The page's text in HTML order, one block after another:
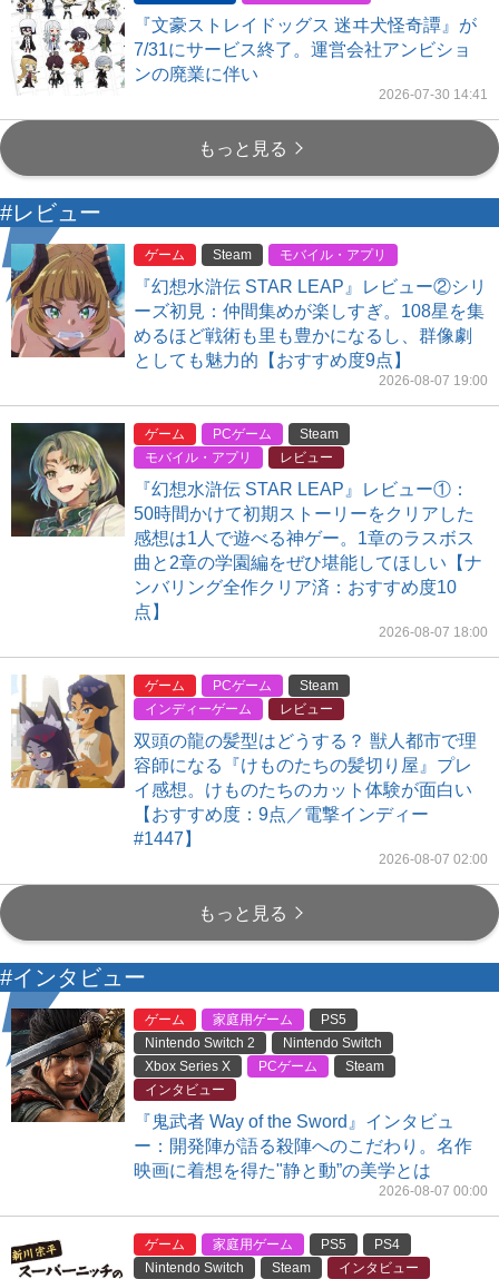
『文豪ストレイドッグス 迷ヰ犬怪奇譚』が
7/31にサービス終了。運営会社アンビショ
ンの廃業に伴い
2026-07-30 14:41
もっと見る
#レビュー
ゲーム Steam モバイル・アプリ
『幻想水滸伝 STAR LEAP』レビュー②シリ
ーズ初見：仲間集めが楽しすぎ。108星を集
めるほど戦術も里も豊かになるし、群像劇
としても魅力的【おすすめ度9点】
2026-08-07 19:00
ゲーム PCゲーム
Steam
モバイル・アプリ
レビュー
『幻想水滸伝 STAR LEAP』レビュー①：
50時間かけて初期ストーリーをクリアした
感想は1人で遊べる神ゲー。1章のラスボス
曲と2章の学園編をぜひ堪能してほしい【ナ
ンバリング全作クリア済：おすすめ度10
点】
2026-08-07 18:00
ゲーム PCゲーム
Steam
インディーゲーム
レビュー
双頭の龍の髪型はどうする？ 獣人都市で理
容師になる『けものたちの髪切り屋』プレ
イ感想。けものたちのカット体験が面白い
【おすすめ度：9点／電撃インディー
#1447】
2026-08-07 02:00
もっと見る
#インタビュー
ゲーム 家庭用ゲーム
PS5
Nintendo Switch 2
Nintendo Switch
Xbox Series X
PCゲーム
Steam
インタビュー
『鬼武者 Way of the Sword』インタビュ
ー：開発陣が語る殺陣へのこだわり。名作
映画に着想を得た"静と動”の美学とは
2026-08-07 00:00
ゲーム 家庭用ゲーム PS5
PS4
Nintendo Switch
Steam インタビュー